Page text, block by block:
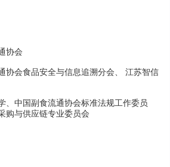
协会
协会食品安全与信息追溯分会、 江苏智信
、中国副食流通协会标准法规工作委员
购与供应链专业委员会